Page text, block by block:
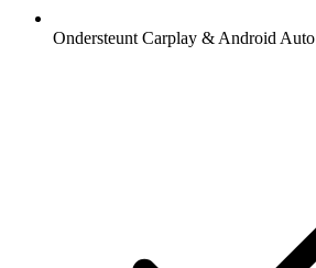
Ondersteunt Carplay & Android Auto